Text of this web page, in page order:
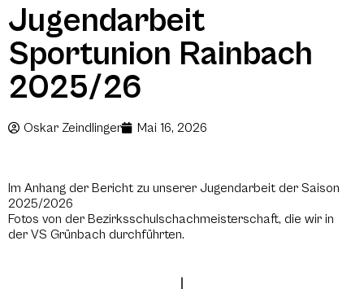
Jugendarbeit
Sportunion Rainbach
2025/26
Oskar Zeindlinger Mai 16, 2026
Im Anhang der Bericht zu unserer Jugendarbeit der Saison
2025/2026
Fotos von der Bezirksschulschachmeisterschaft, die wir in
der VS Grünbach durchführten.